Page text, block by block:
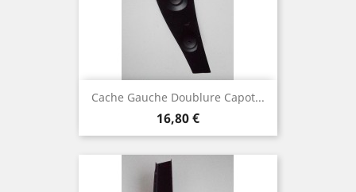
Cache Gauche Doublure Capot...
Prix
16,80 €